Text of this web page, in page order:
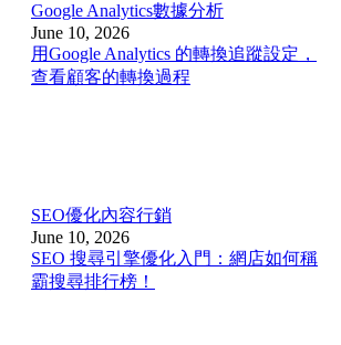
Google Analytics數據分析
June 10, 2026
用Google Analytics 的轉換追蹤設定，
查看顧客的轉換過程
SEO優化內容行銷
June 10, 2026
SEO 搜尋引擎優化入門：網店如何稱
霸搜尋排行榜！